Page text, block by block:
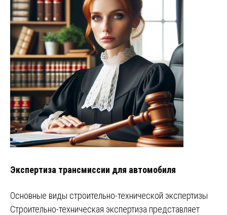
Экспертиза трансмиссии для автомобиля
Основные виды строительно-технической экспертизы
Строительно-техническая экспертиза представляет